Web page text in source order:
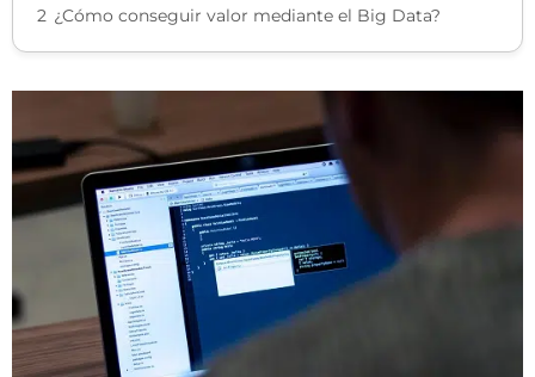
2 ¿Cómo conseguir valor mediante el Big Data?